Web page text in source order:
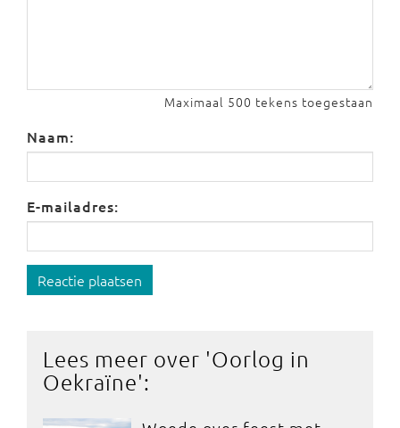
Maximaal 500 tekens toegestaan
Naam:
E-mailadres:
Reactie plaatsen
Lees meer over 'Oorlog in
Oekraïne':